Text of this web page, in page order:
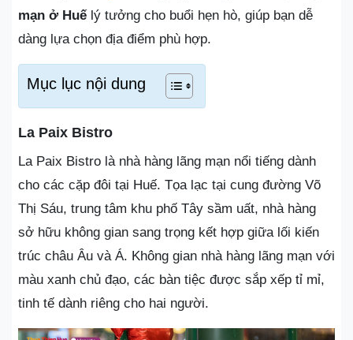
mạn ở Huếlý tưởng cho buổi hẹn hò, giúp bạn dễ
dàng lựa chọn địa điểm phù hợp.
Mục lục nội dung
La Paix Bistro
La Paix Bistro là nhà hàng lãng mạn nổi tiếng dành
cho các cặp đôi tại Huế. Tọa lạc tại cung đường Võ
Thị Sáu, trung tâm khu phố Tây sầm uất, nhà hàng
sở hữu không gian sang trọng kết hợp giữa lối kiến
trúc châu Âu và Á. Không gian nhà hàng lãng mạn với
màu xanh chủ đạo, các bàn tiệc được sắp xếp tỉ mỉ,
tinh tế dành riêng cho hai người.